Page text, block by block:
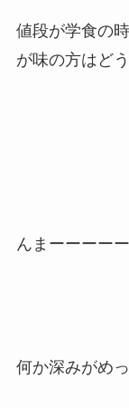
値段が学食の
が味の方はど
んまーーーー
何か深みがめ